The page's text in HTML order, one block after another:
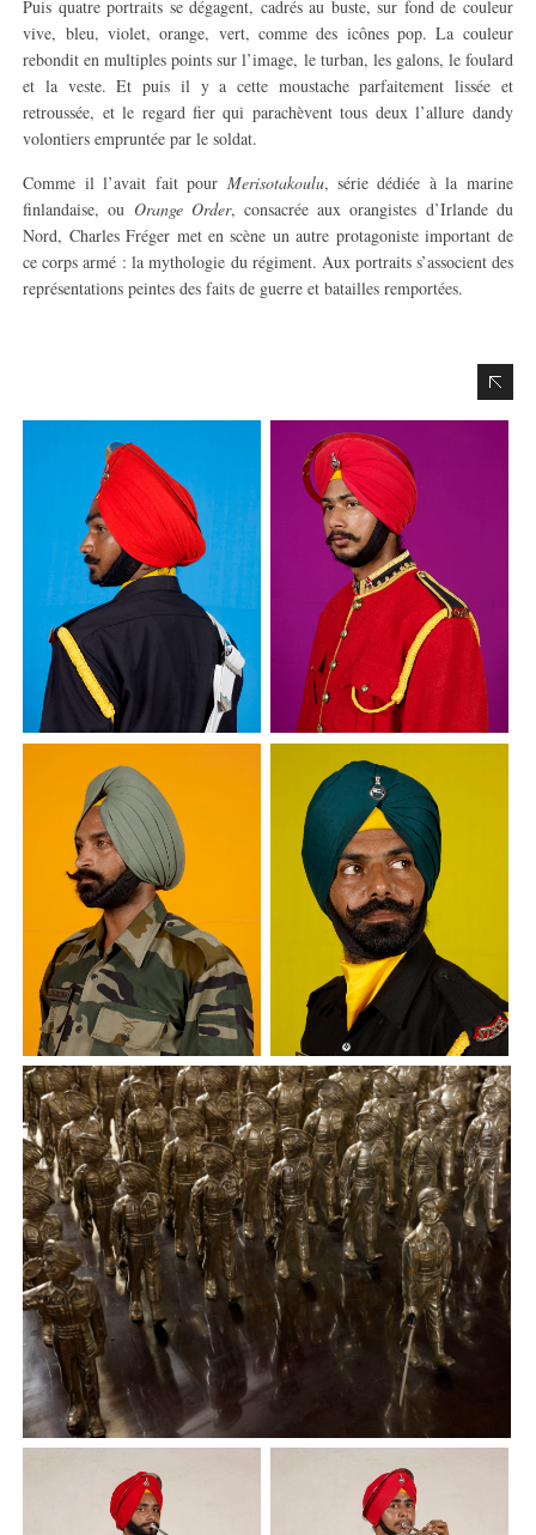
Puis quatre portraits se dégagent, cadrés au buste, sur fond de couleur
vive, bleu, violet, orange, vert, comme des icônes pop. La couleur
rebondit en multiples points sur l’image, le turban, les galons, le foulard
et la veste. Et puis il y a cette moustache parfaitement lissée et
retroussée, et le regard fier qui parachèvent tous deux l’allure dandy
volontiers empruntée par le soldat.
Comme il l’avait fait pour Merisotakoulu, série dédiée à la marine
finlandaise, ou Orange Order, consacrée aux orangistes d’Irlande du
Nord, Charles Fréger met en scène un autre protagoniste important de
ce corps armé : la mythologie du régiment. Aux portraits s’associent des
représentations peintes des faits de guerre et batailles remportées.